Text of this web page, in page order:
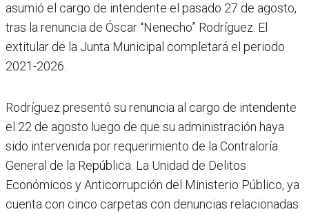
asumió el cargo de intendente el pasado 27 de agosto,
tras la renuncia de Óscar “Nenecho” Rodríguez. El
extitular de la Junta Municipal completará el periodo
2021-2026.
Rodríguez presentó su renuncia al cargo de intendente
el 22 de agosto luego de que su administración haya
sido intervenida por requerimiento de la Contraloría
General de la República. La Unidad de Delitos
Económicos y Anticorrupción del Ministerio Público, ya
cuenta con cinco carpetas con denuncias relacionadas